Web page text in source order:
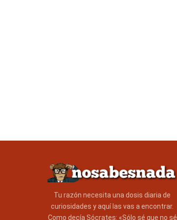
Tu razón necesita una dosis diaria de
curiosidades y aquí las vas a encontrar.
Como decía Sócrates: «Sólo sé que no sé